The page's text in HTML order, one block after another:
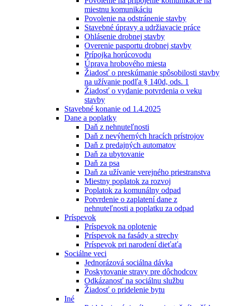
miestnu komunikáciu
Povolenie na odstránenie stavby
Stavebné úpravy a udržiavacie práce
Ohlásenie drobnej stavby
Overenie pasportu drobnej stavby
Prípojka horúcovodu
Úprava hrobového miesta
Žiadosť o preskúmanie spôsobilosti stavby
na užívanie podľa § 140d, ods. 1
Žiadosť o vydanie potvrdenia o veku
stavby
Stavebné konanie od 1.4.2025
Dane a poplatky
Daň z nehnuteľnosti
Daň z nevýherných hracích prístrojov
Daň z predajných automatov
Daň za ubytovanie
Daň za psa
Daň za užívanie verejného priestranstva
Miestny poplatok za rozvoj
Poplatok za komunálny odpad
Potvrdenie o zaplatení dane z
nehnuteľnosti a poplatku za odpad
Príspevok
Príspevok na oplotenie
Príspevok na fasády a strechy
Príspevok pri narodení dieťaťa
Sociálne veci
Jednorázová sociálna dávka
Poskytovanie stravy pre dôchodcov
Odkázanosť na sociálnu službu
Žiadosť o pridelenie bytu
Iné